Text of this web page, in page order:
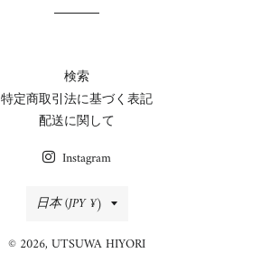
検索
特定商取引法に基づく表記
配送に関して
Instagram
国/
地
日本 (JPY ¥)
© 2026, UTSUWA HIYORI